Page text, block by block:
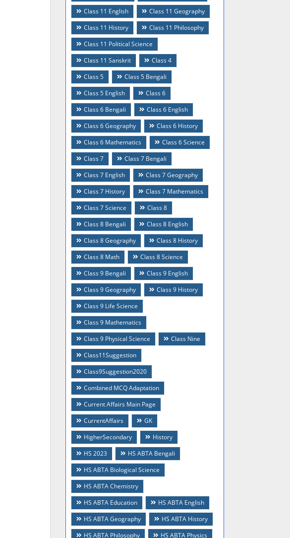
Class 11 English
Class 11 Geography
Class 11 History
Class 11 Philosophy
Class 11 Political Science
Class 11 Sanskrit
Class 4
Class 5
Class 5 Bengali
Class 5 English
Class 6
Class 6 Bengali
Class 6 English
Class 6 Geography
Class 6 History
Class 6 Mathematics
Class 6 Science
Class 7
Class 7 Bengali
Class 7 English
Class 7 Geography
Class 7 History
Class 7 Mathematics
Class 7 Science
Class 8
Class 8 Bengali
Class 8 English
Class 8 Geography
Class 8 History
Class 8 Math
Class 8 Science
Class 9 Bengali
Class 9 English
Class 9 Geography
Class 9 History
Class 9 Life Science
Class 9 Mathematics
Class 9 Physical Science
Class Nine
Class11Suggestion
Class9Suggestion2020
Combined MCQ Adaptation
Current Affairs Main Page
CurrentAffairs
GK
HigherSecondary
History
HS 2023
HS ABTA Bengali
HS ABTA Biological Science
HS ABTA Chemistry
HS ABTA Education
HS ABTA English
HS ABTA Geography
HS ABTA History
HS ABTA Philosophy
HS ABTA Physics